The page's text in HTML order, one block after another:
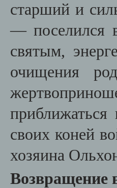
старший и
— поселился
святым,
очищения
своих коней
хозяина
Возвращение